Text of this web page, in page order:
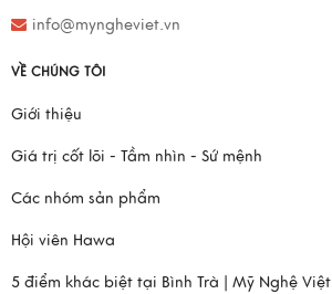
info@myngheviet.vn
VỀ CHÚNG TÔI
Giới thiệu
Giá trị cốt lõi - Tầm nhìn - Sứ mệnh
Các nhóm sản phẩm
Hội viên Hawa
5 điểm khác biệt tại Bình Trà | Mỹ Nghệ Việt